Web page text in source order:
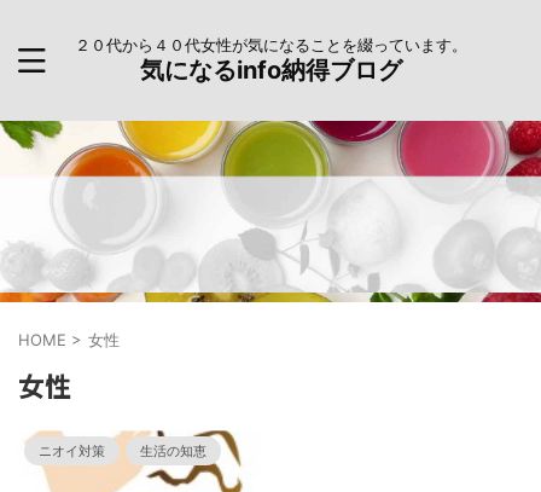
２０代から４０代女性が気になることを綴っています。
気になるinfo納得ブログ
HOME > 女性
女性
ニオイ対策 生活の知恵